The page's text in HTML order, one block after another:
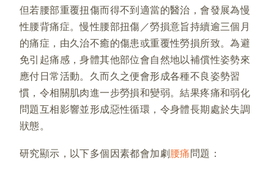
但若腰部重覆扭傷而得不到適當的醫治，會發展為慢
性腰背痛症。慢性腰部扭傷／勞損意旨持續逾三個月
的痛症，由久治不癒的傷患或重覆性勞損所致。為避
免引起痛感，身體其他部位會自然地以補償性姿勢來
應付日常活動。久而久之便會形成各種不良姿勢習
慣，令相關肌肉進一步勞損和變弱。結果疼痛和弱化
問題互相影響並形成惡性循環，令身體長期處於失調
狀態。
研究顯示，以下多個因素都會加劇腰痛問題：